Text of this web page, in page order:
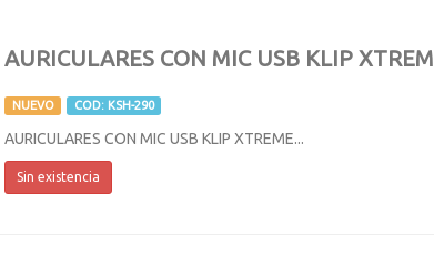
AURICULARES CON MIC USB KLIP
NUEVO COD: KSH-290
AURICULARES CON MIC USB KLIP XTREME...
Sin existencia